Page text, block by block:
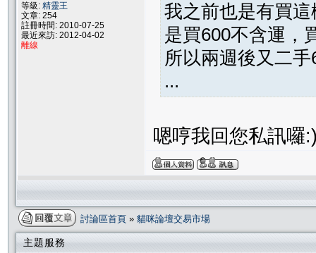
等級: 精靈王
文章: 254
註冊時間: 2010-07-25
最近來訪: 2012-04-02
離線
我之前也是有買
是買600不含運，
所以兩週後又二
...
嗯哼我回您私訊囉
討論區首頁 » 貓咪論壇交易市場
主題服務